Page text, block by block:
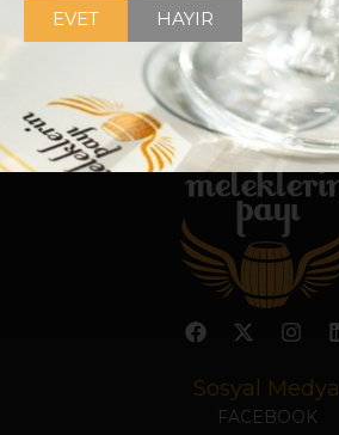
Sosyal Medya
FACEBOOK
EVET HAYIR